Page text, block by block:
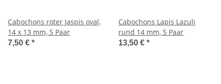
Cabochons roter Jaspis oval,
14 x 13 mm, 5 Paar
7,50 € *
Cabochons Lapis Lazuli
rund 14 mm, 5 Paar
13,50 € *